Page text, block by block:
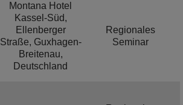
Montana Hotel
Kassel-Süd,
Ellenberger
Straße, Guxhagen-
Breitenau,
Deutschland
Regionales
Seminar